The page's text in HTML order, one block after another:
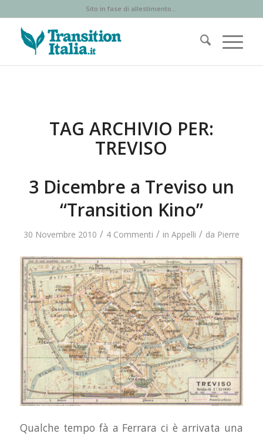
Sito in fase di allestimento...
TAG ARCHIVIO PER:
TREVISO
3 Dicembre a Treviso un
“Transition Kino”
30 Novembre 2010 / 4 Commenti / in Appelli / da Pierre
Qualche tempo fà a Ferrara ci è arrivata una